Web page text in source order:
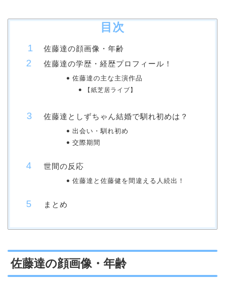
目次
佐藤達の顔画像・年齢
佐藤達の学歴・経歴プロフィール！
佐藤達の主な主演作品
【紙芝居ライブ】
佐藤達としずちゃん結婚で馴れ初めは？
出会い・馴れ初め
交際期間
世間の反応
佐藤達と佐藤健を間違える人続出！
まとめ
佐藤達の顔画像・年齢